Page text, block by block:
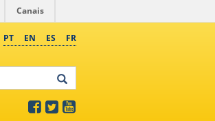
Canais
PT EN ES FR